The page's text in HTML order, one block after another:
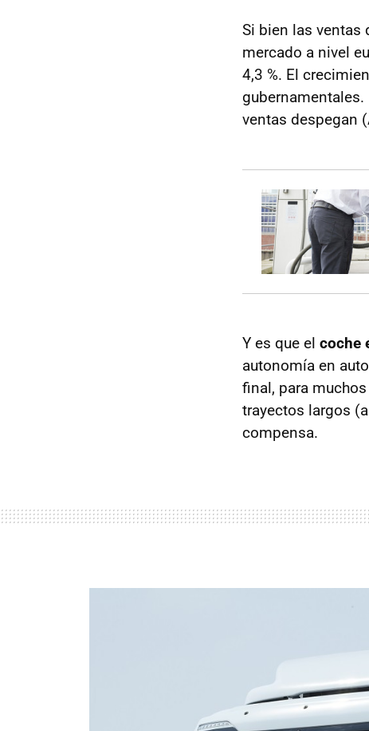
Si bien las ventas
mercado a nivel
4,3 %. El
ventas despegan
Y es que el coche
autonomía en
final, para
trayectos largos
compensa.